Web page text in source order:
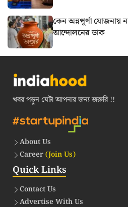
কেন অন্নপূর্ণা যোজনায়
আন্দোলনের ডাক
খবর পড়ুন যেটা আপনার জন্য জরুরি !!
About Us
Career(Join Us)
Quick Links
Contact Us
Advertise With Us